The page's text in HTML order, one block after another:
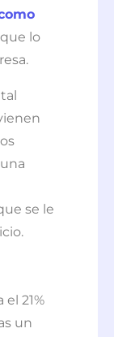
lo
se le
21%
un